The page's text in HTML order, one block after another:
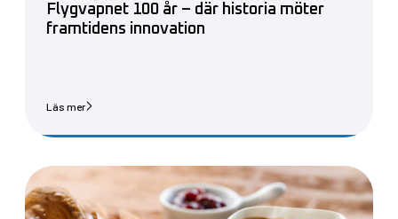
Flygvapnet 100 år – där historia möter
framtidens innovation
Läs mer